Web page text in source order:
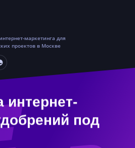
маркетинга для
проектов в Москве
интернет-
под